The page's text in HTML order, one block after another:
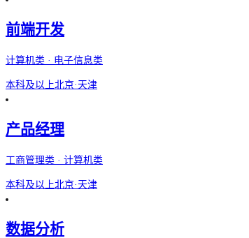
前端开发
计算机类 · 电子信息类
本科及以上北京·天津
产品经理
工商管理类 · 计算机类
本科及以上北京·天津
数据分析